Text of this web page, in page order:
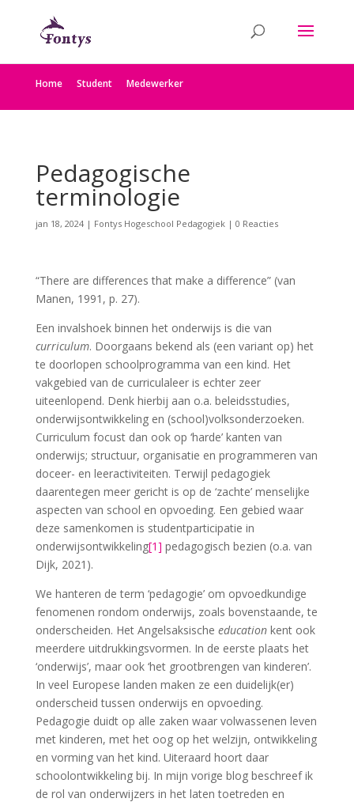
Home Student Medewerker
Pedagogische
terminologie
jan 18, 2024| Fontys Hogeschool Pedagogiek| 0 Reacties
“There are differences that make a difference” (van
Manen, 1991, p. 27).
Een invalshoek binnen het onderwijs is die van
curriculum. Doorgaans bekend als (een variant op) het
te doorlopen schoolprogramma van een kind. Het
vakgebied van de curriculaleer is echter zeer
uiteenlopend. Denk hierbij aan o.a. beleidsstudies,
onderwijsontwikkeling en (school)volksonderzoeken.
Curriculum focust dan ook op ‘harde’ kanten van
onderwijs; structuur, organisatie en programmeren van
doceer- en leeractiviteiten. Terwijl pedagogiek
daarentegen meer gericht is op de ‘zachte’ menselijke
aspecten van school en opvoeding. Een gebied waar
deze samenkomen is studentparticipatie in
onderwijsontwikkeling[1] pedagogisch bezien (o.a. van
Dijk, 2021).
We hanteren de term ‘pedagogie’ om opvoedkundige
fenomenen rondom onderwijs, zoals bovenstaande, te
onderscheiden. Het Angelsaksische educationkent ook
meerdere uitdrukkingsvormen. In de eerste plaats het
‘onderwijs’, maar ook ‘het grootbrengen van kinderen’.
In veel Europese landen maken ze een duidelijk(er)
onderscheid tussen onderwijs en opvoeding.
Pedagogie duidt op alle zaken waar volwassenen leven
met kinderen, met het oog op het welzijn, ontwikkeling
en vorming van het kind. Uiteraard hoort daar
schoolontwikkeling bij. In mijn vorige blog beschreef ik
de rol van onderwijzers in het laten toetreden en